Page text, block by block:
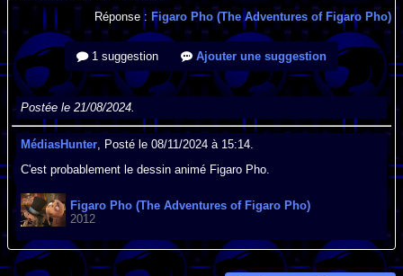
Réponse : Figaro Pho (The Adventures of Figaro Pho)
1 suggestion Ajouter une suggestion
Postée le 21/08/2024.
MédiasHunter , Posté le 08/11/2024 à 15:14.
C'est probablement le dessin animé Figaro Pho.
Figaro Pho (The Adventures of Figaro Pho)
2012